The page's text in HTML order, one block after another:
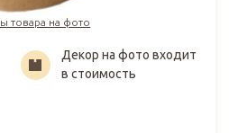
товара на фото
242₽
Декор на фото входит
в стоимость